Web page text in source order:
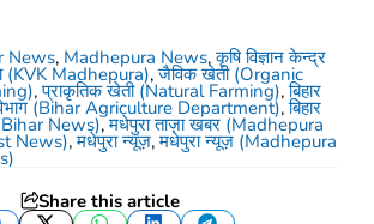
News, Madhepura News,कृषि विज्ञान केन्द्र
(KVK Madhepura),जैविक खेती (Organic
,प्राकृतिक खेती (Natural Farming),बिहार
(Bihar Agriculture Department),बिहार
News),मधेपुरा ताज़ा खबर (Madhepura
News),मधेपुरा न्यूज़,मधेपुरा न्यूज़ (Madhepura
Share this article